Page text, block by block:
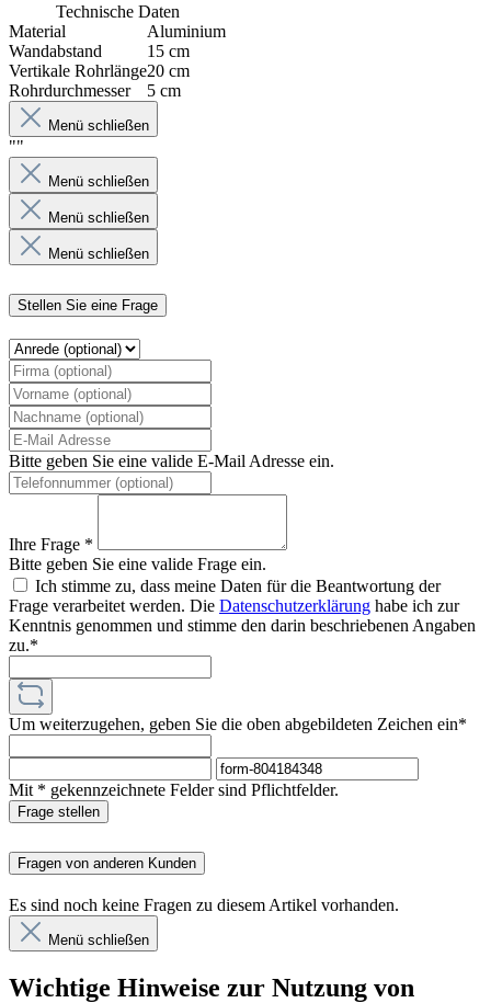
Technische Daten
Material
Aluminium
Wandabstand
15 cm
Vertikale Rohrlänge20 cm
Rohrdurchmesser
5 cm
Menü schließen
""
Menü schließen
Menü schließen
Menü schließen
Stellen Sie eine Frage
Bitte geben Sie eine valide E-Mail Adresse ein.
Ihre Frage *
Bitte geben Sie eine valide Frage ein.
Ich stimme zu, dass meine Daten für die Beantwortung der
Frage verarbeitet werden. Die Datenschutzerklärung habe ich zur
Kenntnis genommen und stimme den darin beschriebenen Angaben
zu.*
Um weiterzugehen, geben Sie die oben abgebildeten Zeichen ein*
Mit * gekennzeichnete Felder sind Pflichtfelder.
Frage stellen
Fragen von anderen Kunden
Es sind noch keine Fragen zu diesem Artikel vorhanden.
Menü schließen
Wichtige Hinweise zur Nutzung von